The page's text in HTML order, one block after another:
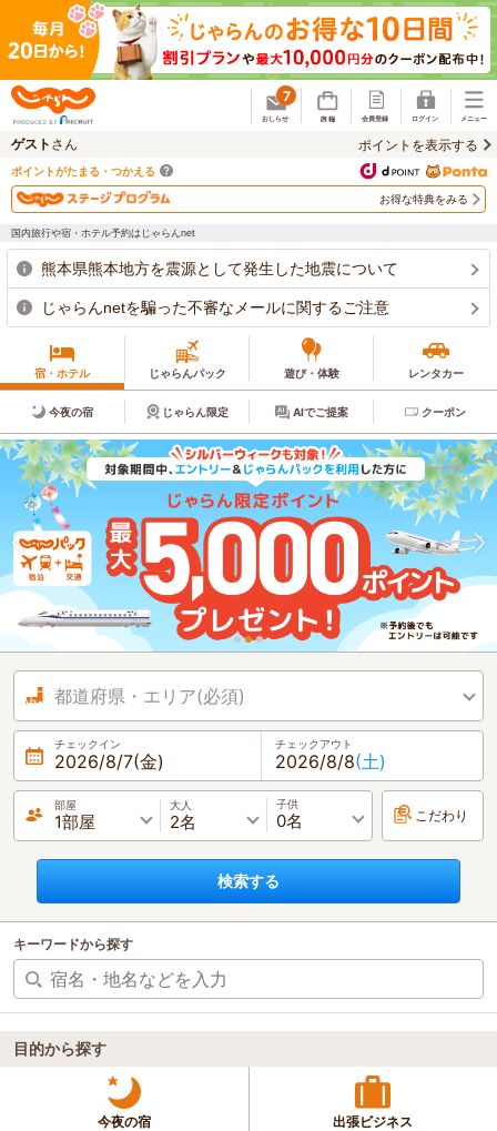
7
ゲスト さん ポイントを表示する
ポイントがたまる・つかえる
お得な特典をみる
国内旅行や宿・ホテル予約はじゃらんnet
熊本県熊本地方を震源として発生した地震について
じゃらんnetを騙った不審なメールに関するご注意
宿・ホテル じゃらんパック 遊び・体験 レンタカー
今夜の宿 じゃらん限定 AIでご提案 クーポン
都道府県・エリア(必須)
チェックイン
2026/8/7(金)
チェックアウト
2026/8/8(土)
部屋 大人 子供
こだわり
検索する
キーワードから探す
目的から探す
今夜の宿 出張ビジネス